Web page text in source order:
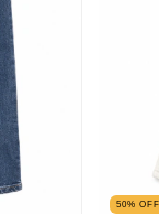
50% OFF